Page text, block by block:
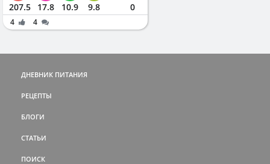
207.5 17.8 10.9 9.8 0
4 4
ДНЕВНИК ПИТАНИЯ
РЕЦЕПТЫ
БЛОГИ
СТАТЬИ
ПОИСК